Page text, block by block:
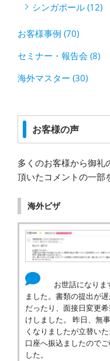
シンガポール (12)
お客様事例 (70)
セミナー・報告会 (8)
海外マスター (30)
お客様の声
多くのお客様から御礼
頂いたコメントの一部
海外ビザ
お世話になり
ました。書類の提出が
だったり、面接日変更
けしました。 昨日、無
くなりましたが立替い
口座へ振込ましたので
した。